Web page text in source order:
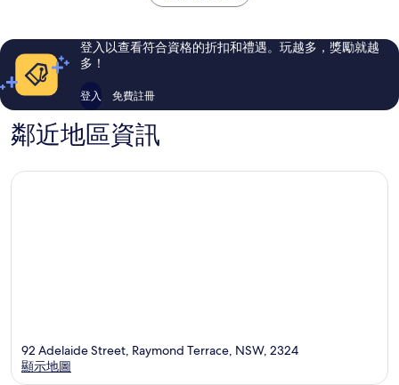
瑟
伯
評
論
評
論
登入以查看符合資格的折扣和禮遇。玩越多，獎勵就越
多！
登入 免費註冊
鄰近地區資訊
92 Adelaide Street, Raymond Terrace, NSW, 2324
顯示地圖